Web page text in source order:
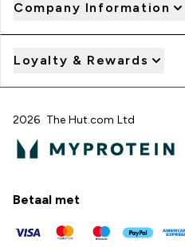
Company Information
Loyalty & Rewards
2026 The Hut.com Ltd
Betaal met